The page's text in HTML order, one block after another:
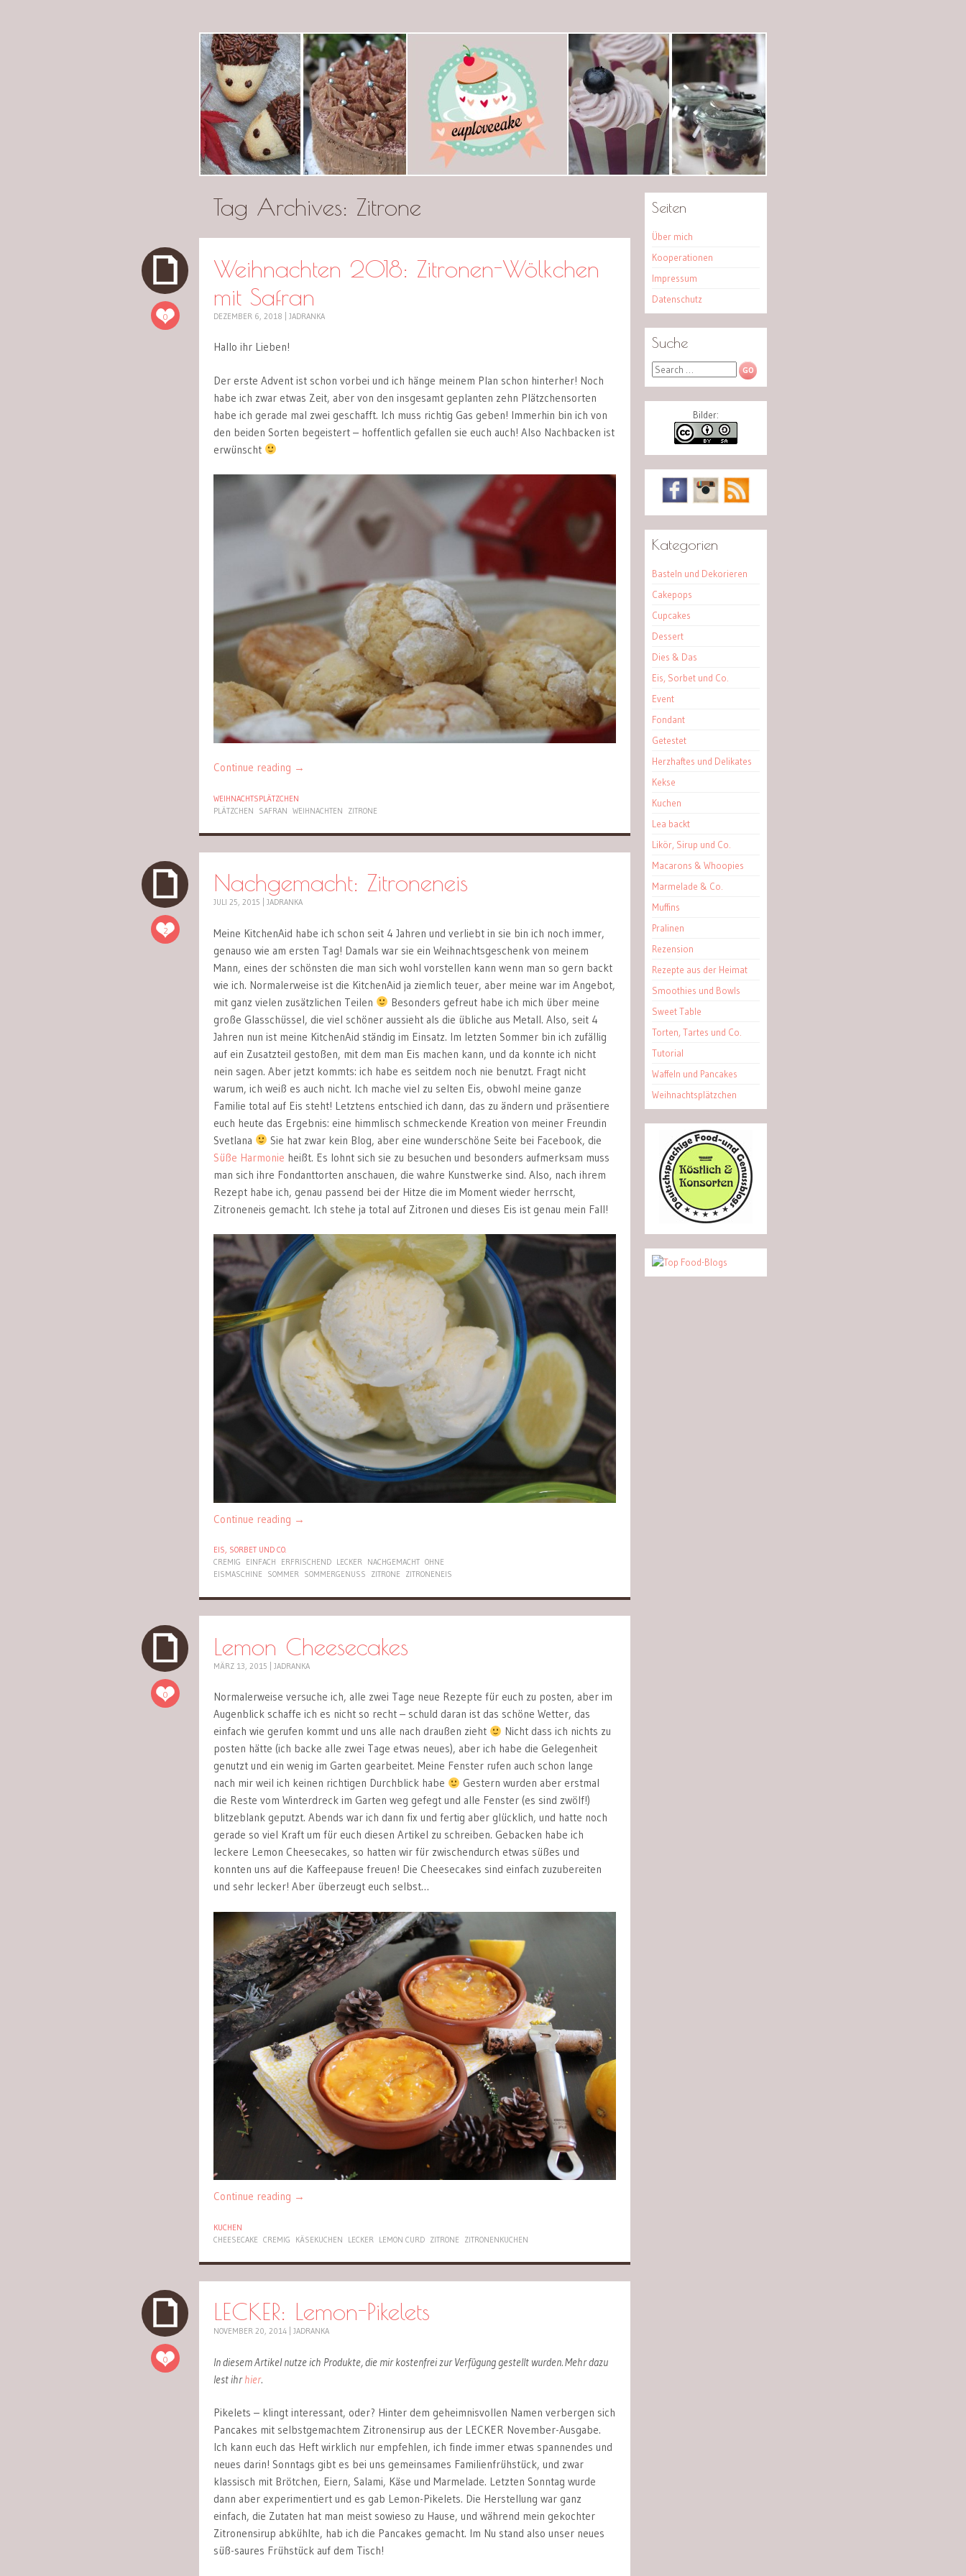
cuplovecake
Tag Archives: Zitrone
0
Weihnachten 2018: Zitronen-Wölkchen
mit Safran
DEZEMBER 6, 2018 JADRANKA
Hallo ihr Lieben!
Der erste Advent ist schon vorbei und ich hänge meinem Plan schon hinterher! Noch
habe ich zwar etwas Zeit, aber von den insgesamt geplanten zehn Plätzchensorten
habe ich gerade mal zwei geschafft. Ich muss richtig Gas geben! Immerhin bin ich von
den beiden Sorten begeistert – hoffentlich gefallen sie euch auch! Also Nachbacken ist
erwünscht
Continue reading →
WEIHNACHTSPLÄTZCHEN
PLÄTZCHEN
SAFRAN WEIHNACHTEN ZITRONE
2
Nachgemacht: Zitroneneis
JULI 25, 2015 JADRANKA
Meine KitchenAid habe ich schon seit 4 Jahren und verliebt in sie bin ich noch immer,
genauso wie am ersten Tag! Damals war sie ein Weihnachtsgeschenk von meinem
Mann, eines der schönsten die man sich wohl vorstellen kann wenn man so gern backt
wie ich. Normalerweise ist die KitchenAid ja ziemlich teuer, aber meine war im Angebot,
mit ganz vielen zusätzlichen Teilen
Besonders gefreut habe ich mich über meine
große Glasschüssel, die viel schöner aussieht als die übliche aus Metall. Also, seit 4
Jahren nun ist meine KitchenAid ständig im Einsatz. Im letzten Sommer bin ich zufällig
auf ein Zusatzteil gestoßen, mit dem man Eis machen kann, und da konnte ich nicht
nein sagen. Aber jetzt kommts: ich habe es seitdem noch nie benutzt. Fragt nicht
warum, ich weiß es auch nicht. Ich mache viel zu selten Eis, obwohl meine ganze
Familie total auf Eis steht! Letztens entschied ich dann, das zu ändern und präsentiere
euch heute das Ergebnis: eine himmlisch schmeckende Kreation von meiner Freundin
Svetlana
Sie hat zwar kein Blog, aber eine wunderschöne Seite bei Facebook, die
Süße Harmonie heißt. Es lohnt sich sie zu besuchen und besonders aufmerksam muss
man sich ihre Fondanttorten anschauen, die wahre Kunstwerke sind. Also, nach ihrem
Rezept habe ich, genau passend bei der Hitze die im Moment wieder herrscht,
Zitroneneis gemacht. Ich stehe ja total auf Zitronen und dieses Eis ist genau mein Fall!
Continue reading →
EIS, SORBET UND CO.
CREMIG
EINFACH ERFRISCHEND LECKER NACHGEMACHT OHNE
EISMASCHINE
SOMMER SOMMERGENUSS ZITRONE ZITRONENEIS
0
Lemon Cheesecakes
MÄRZ 13, 2015 JADRANKA
Normalerweise versuche ich, alle zwei Tage neue Rezepte für euch zu posten, aber im
Augenblick schaffe ich es nicht so recht – schuld daran ist das schöne Wetter, das
einfach wie gerufen kommt und uns alle nach draußen zieht
Nicht dass ich nichts zu
posten hätte (ich backe alle zwei Tage etwas neues), aber ich habe die Gelegenheit
genutzt und ein wenig im Garten gearbeitet. Meine Fenster rufen auch schon lange
nach mir weil ich keinen richtigen Durchblick habe
Gestern wurden aber erstmal
die Reste vom Winterdreck im Garten weg gefegt und alle Fenster (es sind zwölf!)
blitzeblank geputzt. Abends war ich dann fix und fertig aber glücklich, und hatte noch
gerade so viel Kraft um für euch diesen Artikel zu schreiben. Gebacken habe ich
leckere Lemon Cheesecakes, so hatten wir für zwischendurch etwas süßes und
konnten uns auf die Kaffeepause freuen! Die Cheesecakes sind einfach zuzubereiten
und sehr lecker! Aber überzeugt euch selbst…
Continue reading →
KUCHEN
CHEESECAKE CREMIG KÄSEKUCHEN LECKER LEMON CURD ZITRONE ZITRONENKUCHEN
0
LECKER: Lemon-Pikelets
NOVEMBER 20, 2014 JADRANKA
In diesem Artikel nutze ich Produkte, die mir kostenfrei zur Verfügung gestellt wurden. Mehr dazu
lest ihrhier.
Pikelets – klingt interessant, oder? Hinter dem geheimnisvollen Namen verbergen sich
Pancakes mit selbstgemachtem Zitronensirup aus der LECKER November-Ausgabe.
Ich kann euch das Heft wirklich nur empfehlen, ich finde immer etwas spannendes und
neues darin! Sonntags gibt es bei uns gemeinsames Familienfrühstück, und zwar
klassisch mit Brötchen, Eiern, Salami, Käse und Marmelade. Letzten Sonntag wurde
dann aber experimentiert und es gab Lemon-Pikelets. Die Herstellung war ganz
einfach, die Zutaten hat man meist sowieso zu Hause, und während mein gekochter
Zitronensirup abkühlte, hab ich die Pancakes gemacht. Im Nu stand also unser neues
süß-saures Frühstück auf dem Tisch!
Seiten
Über mich
Kooperationen
Impressum
Datenschutz
Suche
Search
Bilder:
Kategorien
Basteln und Dekorieren
Cakepops
Cupcakes
Dessert
Dies & Das
Eis, Sorbet und Co.
Event
Fondant
Getestet
Herzhaftes und Delikates
Kekse
Kuchen
Lea backt
Likör, Sirup und Co.
Macarons & Whoopies
Marmelade & Co.
Muffins
Pralinen
Rezension
Rezepte aus der Heimat
Smoothies und Bowls
Sweet Table
Torten, Tartes und Co.
Tutorial
Waffeln und Pancakes
Weihnachtsplätzchen